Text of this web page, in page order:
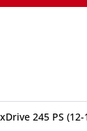
245 PS (12-